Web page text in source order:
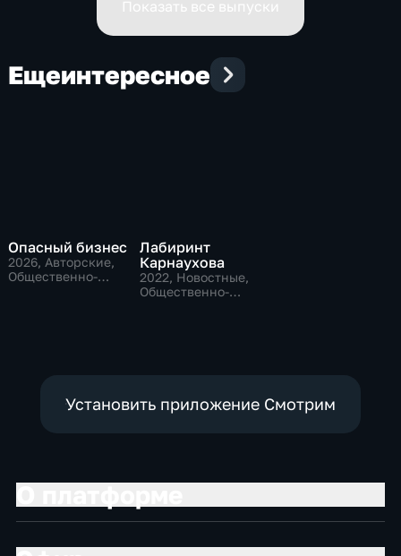
Показать все выпуски
Ещеинтересное
Опасный бизнес
2026, Авторские,
Общественно-
Лабиринт
Карнаухова
2022, Новостные,
Общественно-
Установить приложение Смотрим